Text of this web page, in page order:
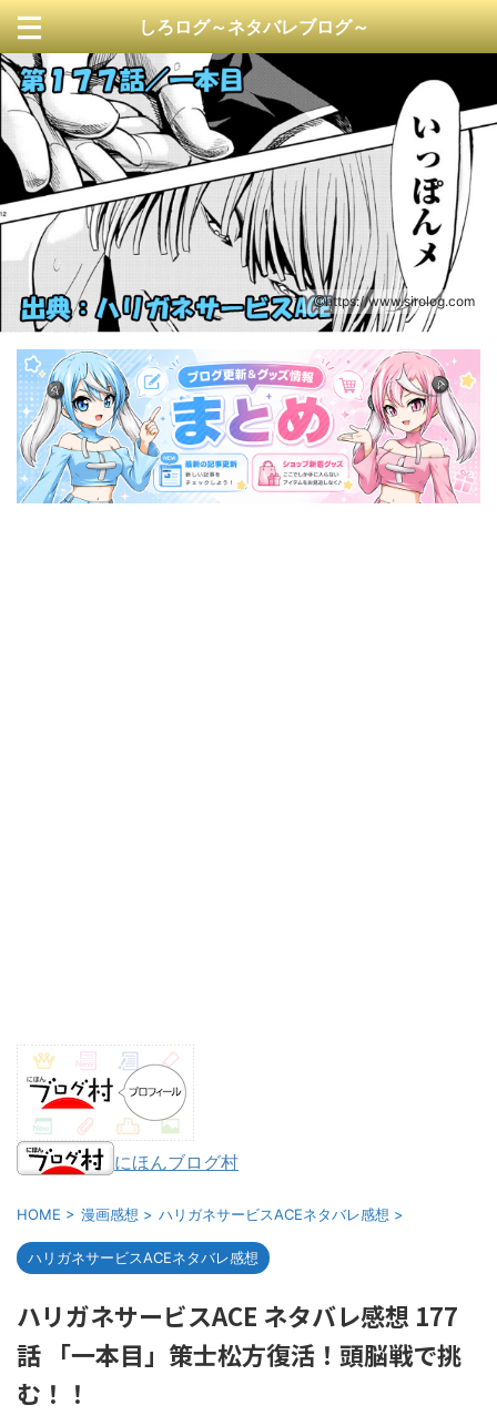
しろログ～ネタバレブログ～
https://www.sirolog.com
にほんブログ村
HOME > 漫画感想 > ハリガネサービスACEネタバレ感想 >
ハリガネサービスACEネタバレ感想
ハリガネサービスACE ネタバレ感想 177
話 「一本目」策士松方復活！頭脳戦で挑
む！！